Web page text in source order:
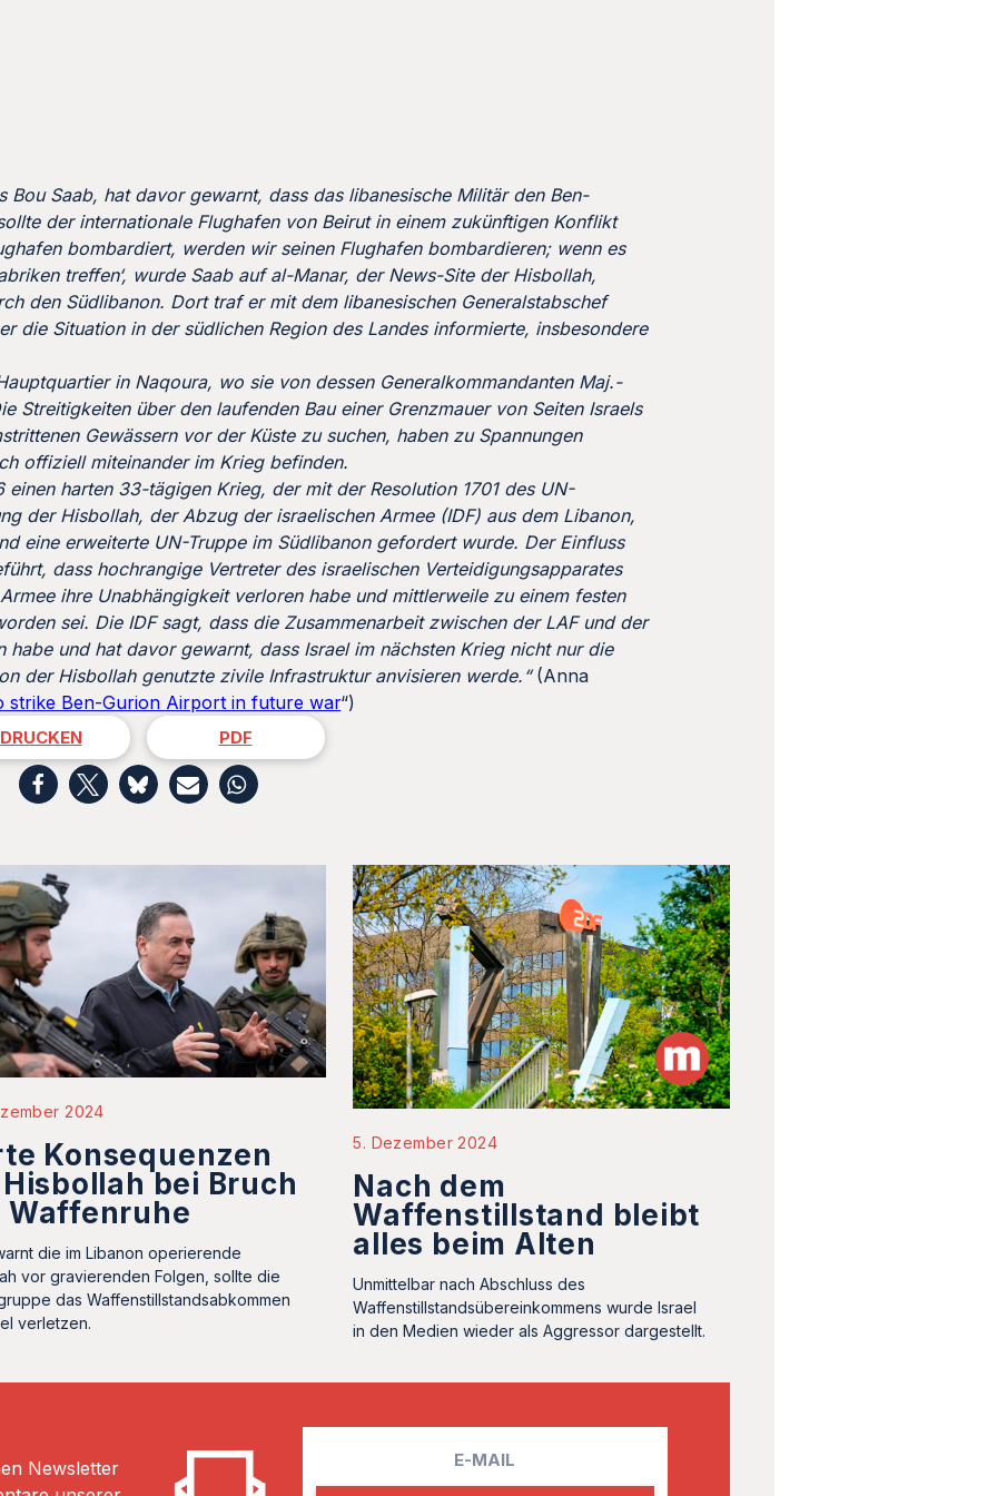
Bou Saab, hat davor gewarnt, dass das libanesische Militär den Ben-
der internationale Flughafen von Beirut in einem zukünftigen Konflikt
bombardiert, werden wir seinen Flughafen bombardieren; wenn es
treffen‘, wurde Saab auf al-Manar, der News-Site der Hisbollah,
den Südlibanon. Dort traf er mit dem libanesischen Generalstabschef
die Situation in der südlichen Region des Landes informierte, insbesondere
in Naqoura, wo sie von dessen Generalkommandanten Maj.-
Streitigkeiten über den laufenden Bau einer Grenzmauer von Seiten Israels
Gewässern vor der Küste zu suchen, haben zu Spannungen
offiziell miteinander im Krieg befinden.
harten 33-tägigen Krieg, der mit der Resolution 1701 des UN-
der Hisbollah, der Abzug der israelischen Armee (IDF) aus dem Libanon,
eine erweiterte UN-Truppe im Südlibanon gefordert wurde. Der Einfluss
dass hochrangige Vertreter des israelischen Verteidigungsapparates
ihre Unabhängigkeit verloren habe und mittlerweile zu einem festen
sei. Die IDF sagt, dass die Zusammenarbeit zwischen der LAF und der
und hat davor gewarnt, dass Israel im nächsten Krieg nicht nur die
der Hisbollah genutzte zivile Infrastruktur anvisieren werde.“(Anna
strike Ben-Gurion Airport in future war“)
DRUCKEN PDF
2024
Konsequenzen
bei Bruch
Waffenruhe
die im Libanon operierende
vor gravierenden Folgen, sollte die
das Waffenstillstandsabkommen
verletzen.
5. Dezember 2024
Nach dem
Waffenstillstand bleibt
alles beim Alten
Unmittelbar nach Abschluss des
Waffenstillstandsübereinkommens wurde Israel
in den Medien wieder als Aggressor dargestellt.
Newsletter